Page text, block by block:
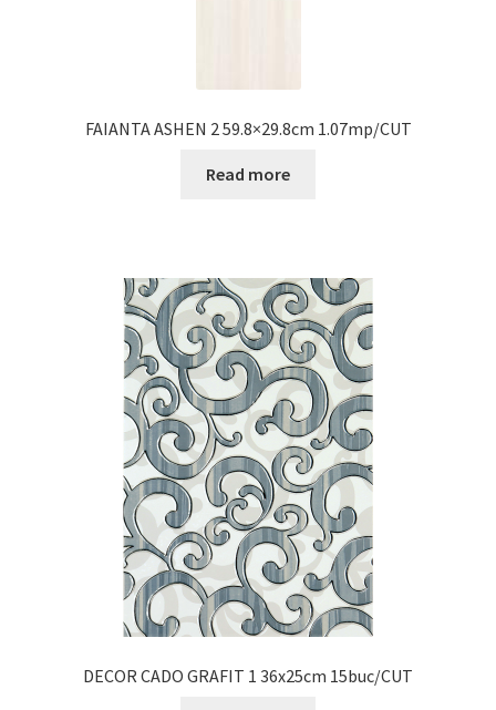
FAIANTA ASHEN 2 59.8×29.8cm 1.07mp/CUT
Read more
DECOR CADO GRAFIT 1 36x25cm 15buc/CUT